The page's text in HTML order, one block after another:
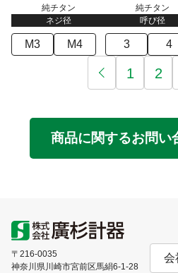
純チタン
ネジ径
M3 M4
純チタン
呼び径
3 4
1 2
商品に関するお問い
〒216-0035
神奈川県川崎市宮前区馬絹6-1-28
会